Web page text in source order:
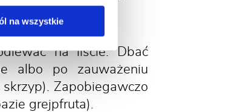
na wszystkie
na liście. Dbać
albo po zauważeniu
skrzyp). Zapobiegawczo
grejpfruta).